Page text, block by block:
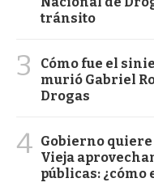
tránsito
3
Cómo fue el
murió Gabriel
Drogas
4 Gobierno
Vieja
públicas: ¿cómo